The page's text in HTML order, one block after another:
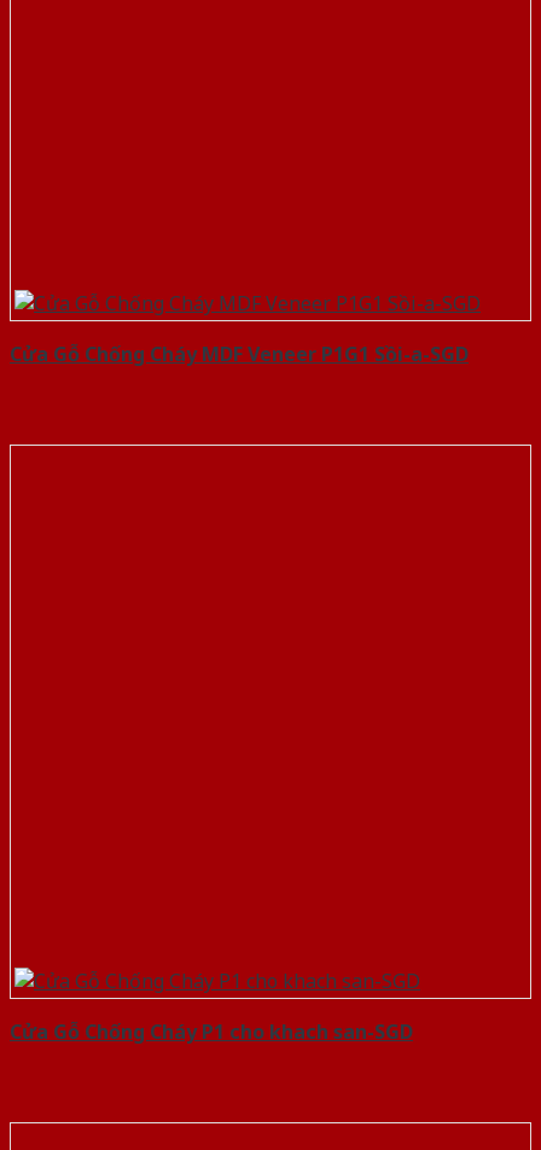
Cửa Gỗ Chống Cháy MDF Veneer P1G1 Sồi-a-SGD
Cửa Gỗ Chống Cháy P1 cho khach san-SGD